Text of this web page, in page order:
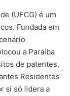
(UFCG) é um
Fundada em
a Paraíba
de patentes,
Residentes
si só lidera a